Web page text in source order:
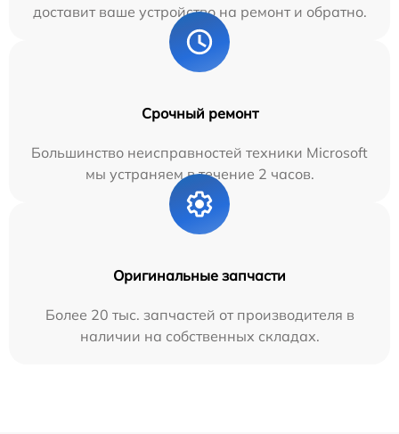
доставит ваше устройство на ремонт и обратно.
Срочный ремонт
Большинство неисправностей техники Microsoft
мы устраняем в течение 2 часов.
Оригинальные запчасти
Более 20 тыс. запчастей от производителя в
наличии на собственных складах.